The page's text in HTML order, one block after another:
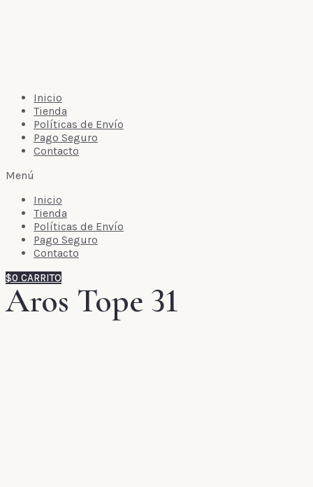
Inicio
Tienda
Políticas de Envío
Pago Seguro
Contacto
Menú
Inicio
Tienda
Políticas de Envío
Pago Seguro
Contacto
$0 CARRITO
Aros Tope 31